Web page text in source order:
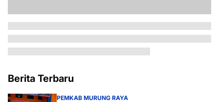
Berita Terbaru
PEMKAB MURUNG RAYA